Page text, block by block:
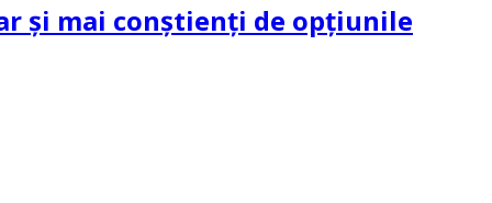
și mai conștienți de opțiunile